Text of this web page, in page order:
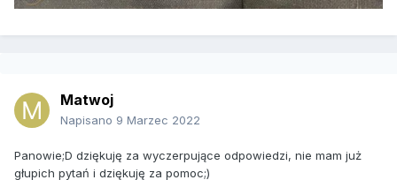
Matwoj
Napisano 9 Marzec 2022
Panowie;D dziękuję za wyczerpujące odpowiedzi, nie mam już
głupich pytań i dziękuję za pomoc;)